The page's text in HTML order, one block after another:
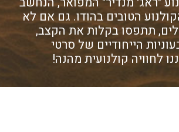
הטובים בהודו. גם אם לא
תתפסו בקלות את הקצב,
הייחודיים של סרטי
לחוויה קולנועית מהנה!